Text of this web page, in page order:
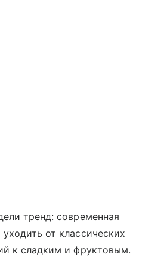
тренд: современная
от классических
к сладким и фруктовым.